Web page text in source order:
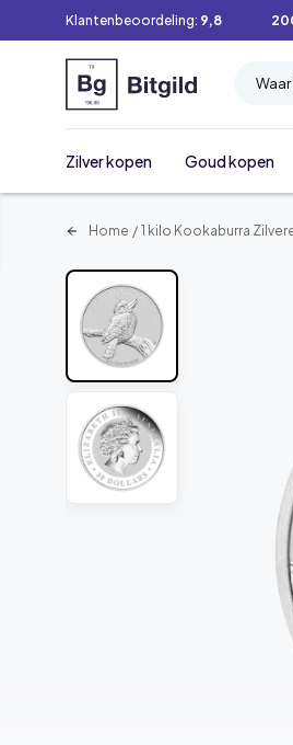
Klantenbeoordeling: 9,8
Zilver kopen Goud kopen
Home / 1 kilo Kookaburra